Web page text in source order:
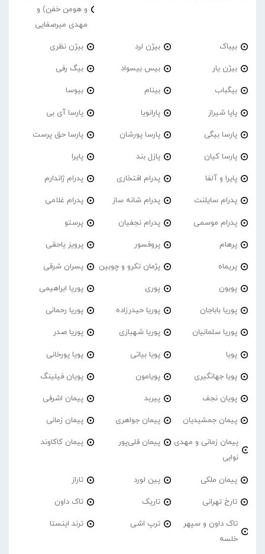
و هومن خفن) و
مهدی میرصفایی
بیباک بیژن لرد بیژن نظری
بیژن یار بیس بیسواد بیگ رفی
بیگباب بینام بیوسا
پاپا شیراز پارانویا پارسا آی بی
پارسا بیگی پارسا پورشان پارسا حق پرست
پارسا کیان پازل بند پایرا
پایرا و آلفا پدرام افتخاری پدرام ژاندارم
پدرام‌ سایلنت پدرام شانه ساز پدرام غلامی
پدرام موسمی پدرام نجفیان پرستو
پرهام پروفسور پرویز یاحقی
پریماه پژمان تکرو و چوبین پسران شرقی
پوبون پوری پوریا ابراهیمی
پوریا باباجان پوریا حیدرزاده پوریا رحمانی
پوریا سلمانیان پوریا شهبازی پوریا صدر
پویا پویا بیاتی پویا پورخانی
پویا جهانگیری پویامون پویان فیلینگ
پویان نجف پیربد پیمان اشرفی
پیمان جمشیدیان پیمان جواهری پیمان زمانی
پیمان زمانی و مهدی
نوابی
پیمان قلی‌پور پیمان کاکاوند
پیمان ملکی پین لورد تاراز
تارخ تهرانی تاریک تاک داون
تاک داون و سپهر
خلسه
ترپ اشی ترند اینستا